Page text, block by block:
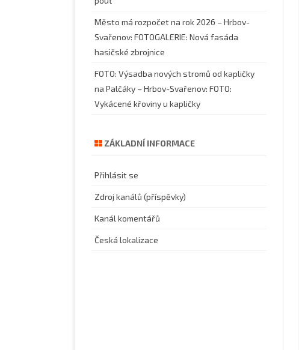
Město má rozpočet na rok 2026 – Hrbov-
Svařenov: FOTOGALERIE: Nová fasáda
hasičské zbrojnice
FOTO: Výsadba nových stromů od kapličky
na Palčáky – Hrbov-Svařenov: FOTO:
Vykácené křoviny u kapličky
ZÁKLADNÍ INFORMACE
Přihlásit se
Zdroj kanálů (příspěvky)
Kanál komentářů
Česká lokalizace